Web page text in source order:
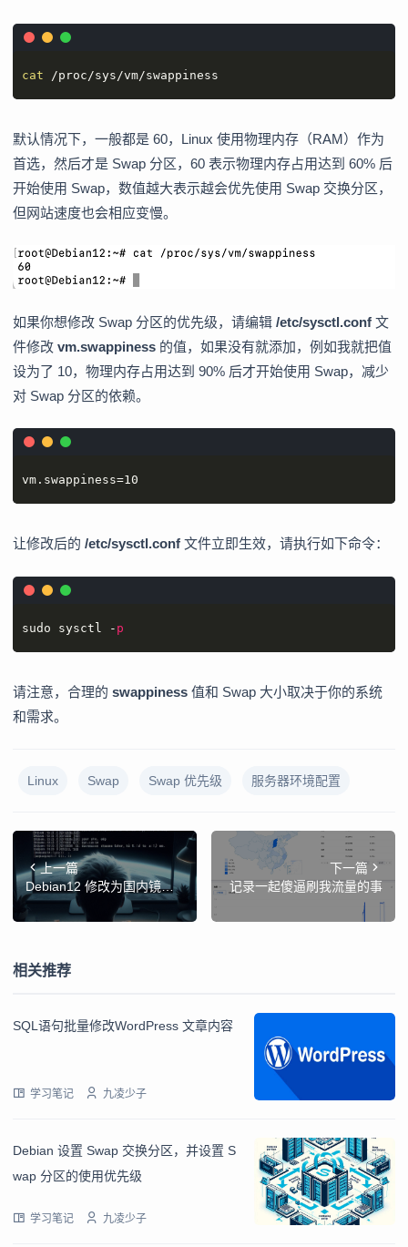
cat /proc/sys/vm/swappiness
默认情况下，一般都是 60，Linux 使用物理内存（RAM）作为
首选，然后才是 Swap 分区，60 表示物理内存占用达到 60% 后
开始使用 Swap，数值越大表示越会优先使用 Swap 交换分区，
但网站速度也会相应变慢。
如果你想修改 Swap 分区的优先级，请编辑 /etc/sysctl.conf 文
件修改 vm.swappiness 的值，如果没有就添加，例如我就把值
设为了 10，物理内存占用达到 90% 后才开始使用 Swap，减少
对 Swap 分区的依赖。
vm.swappiness=10
让修改后的 /etc/sysctl.conf 文件立即生效，请执行如下命令：
sudo sysctl - p
请注意，合理的 swappiness 值和 Swap 大小取决于你的系统
和需求。
Linux Swap Swap 优先级 服务器环境配置
上一篇
Debian12 修改为国内镜像
源
下一篇
记录一起傻逼刷我流量的事
相关推荐
SQL语句批量修改WordPress 文章内容
学习笔记 九凌少子
Debian 设置 Swap 交换分区，并设置 S
wap 分区的使用优先级
学习笔记 九凌少子